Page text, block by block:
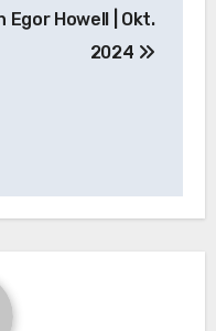
Egor Howell | Okt.
2024